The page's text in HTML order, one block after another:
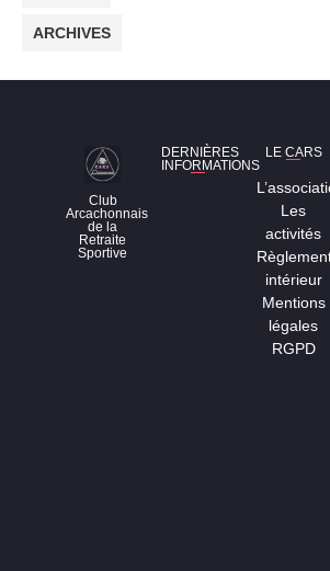
ARCHIVES
Club
Arcachonnais
de la
Retraite
Sportive
DERNIÈRES
INFORMATIONS
LE CARS
Les
activités
intérieur
Mentions
légales
RGPD